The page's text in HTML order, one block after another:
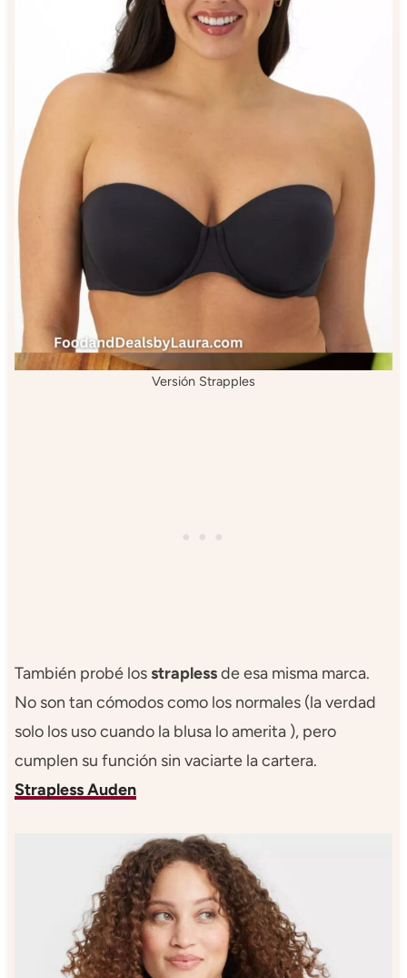
Versión Strapples
También probé losstraplessde esa misma marca.
No son tan cómodos como los normales (la verdad
solo los uso cuando la blusa lo amerita ), pero
cumplen su función sin vaciarte la cartera.
Strapless Auden